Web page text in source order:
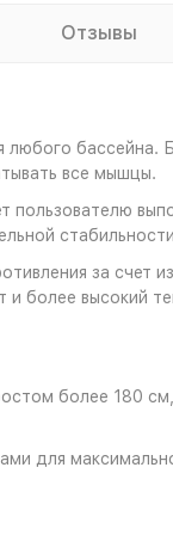
Отзывы
бассейна.
все мышцы.
пользователю
за
более высокий
более 180
для